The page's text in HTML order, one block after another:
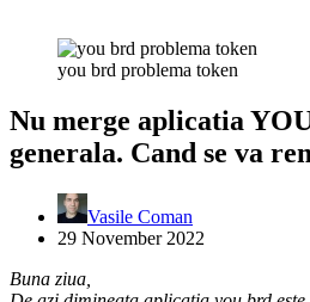
you brd problema token
Nu merge aplicatia
generala. Cand se va
Vasile Coman
29 November 2022
Buna ziua,